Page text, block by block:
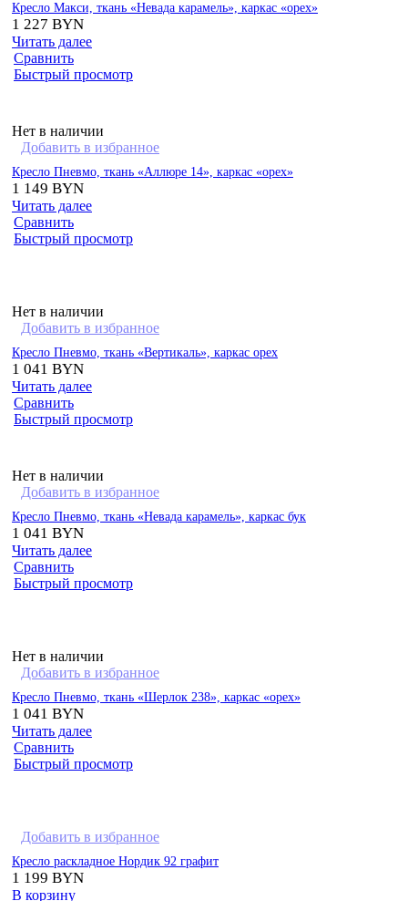
Кресло Макси, ткань «Невада карамель», каркас «орех»
1 227 BYN
Читать далее
Сравнить
Быстрый просмотр
Нет в наличии
Добавить в избранное
Кресло Пневмо, ткань «Аллюре 14», каркас «орех»
1 149 BYN
Читать далее
Сравнить
Быстрый просмотр
Нет в наличии
Добавить в избранное
Кресло Пневмо, ткань «Вертикаль», каркас орех
1 041 BYN
Читать далее
Сравнить
Быстрый просмотр
Нет в наличии
Добавить в избранное
Кресло Пневмо, ткань «Невада карамель», каркас бук
1 041 BYN
Читать далее
Сравнить
Быстрый просмотр
Нет в наличии
Добавить в избранное
Кресло Пневмо, ткань «Шерлок 238», каркас «орех»
1 041 BYN
Читать далее
Сравнить
Быстрый просмотр
Добавить в избранное
Кресло раскладное Нордик 92 графит
1 199 BYN
В корзину